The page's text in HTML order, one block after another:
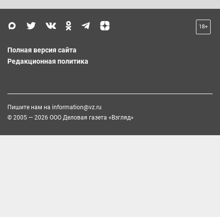
18+
Полная версия сайта
Редакционная политика
Пишите нам на information@vz.ru
© 2005 — 2026 ООО Деловая газета «Взгляд»